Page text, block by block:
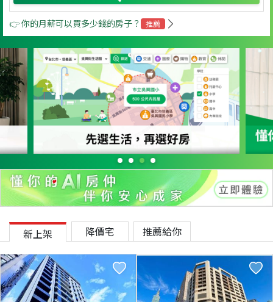
👉 你的月薪可以買多少錢的房子？ 推薦
新上架 降價宅 推薦給你